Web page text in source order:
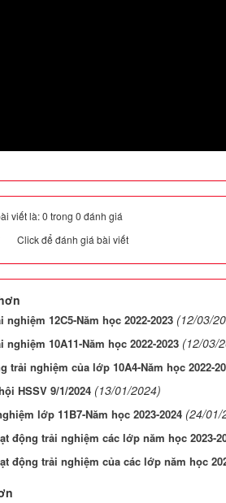
viết là: 0 trong 0 đánh giá
Click để đánh giá bài viết
nghiệm 12C5-Năm học 2022-2023 (12/03/
nghiệm 10A11-Năm học 2022-2023 (12/03/
trải nghiệm của lớp 10A4-Năm học 2022-
HSSV 9/1/2024 (13/01/2024)
lớp 11B7-Năm học 2023-2024 (24/01/
động trải nghiệm các lớp năm học 2023-
động trải nghiệm của các lớp năm học